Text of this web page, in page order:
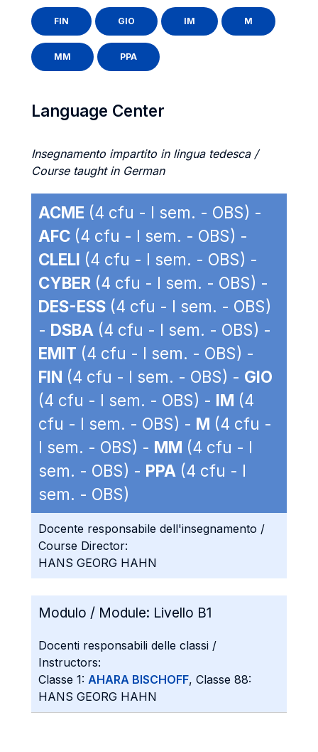
FIN GIO IM M
MM PPA
Language Center
Insegnamento impartito in lingua tedesca /
Course taught in German
ACME (4 cfu - I sem. - OBS) -
AFC (4 cfu - I sem. - OBS) -
CLELI (4 cfu - I sem. - OBS) -
CYBER (4 cfu - I sem. - OBS) -
DES-ESS (4 cfu - I sem. - OBS)
- DSBA (4 cfu - I sem. - OBS) -
EMIT (4 cfu - I sem. - OBS) -
FIN (4 cfu - I sem. - OBS) - GIO
(4 cfu - I sem. - OBS) - IM (4
cfu - I sem. - OBS) - M (4 cfu -
I sem. - OBS) - MM (4 cfu - I
sem. - OBS) - PPA (4 cfu - I
sem. - OBS)
Docente responsabile dell'insegnamento /
Course Director:
HANS GEORG HAHN
Modulo / Module: Livello B1
Docenti responsabili delle classi /
Instructors:
Classe 1: AHARA BISCHOFF, Classe 88:
HANS GEORG HAHN